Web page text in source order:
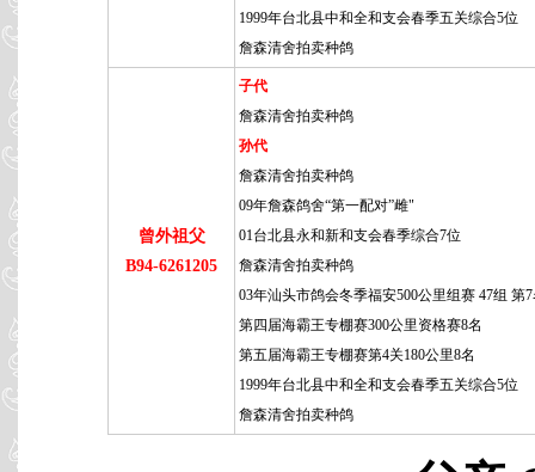
1999年台北县中和全和支会春季五关综合5位
詹森清舍拍卖种鸽
曾外祖父
B94-6261205
子代
詹森清舍拍卖种鸽
孙代
詹森清舍拍卖种鸽
09年詹森鸽舍“第一配对”雌"
01台北县永和新和支会春季综合7位
詹森清舍拍卖种鸽
03年汕头市鸽会冬季福安500公里组赛 47组 第
第四届海霸王专棚赛300公里资格赛8名
第五届海霸王专棚赛第4关180公里8名
1999年台北县中和全和支会春季五关综合5位
詹森清舍拍卖种鸽